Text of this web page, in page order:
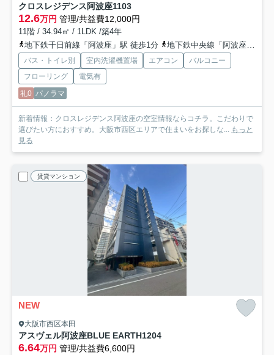
クロスレジデンス阿波座1103
12.6万円 管理/共益費12,000円
11階 / 34.94㎡ / 1LDK /築4年
地下鉄千日前線「阿波座」駅 徒歩1分
地下鉄中央線「阿波座」駅 徒歩1分
バス・トイレ別 室内洗濯機置場 エアコン
バルコニー
フローリング
電気有
礼0 パノラマ
新着情報：クロスレジデンス阿波座の空室情報ならコチラ。こだわりで
選びたい方におすすめ。大阪市西区エリアで住まいをお探しな... もっと
見る
賃貸マンション
NEW
大阪市西区本田
アスヴェル阿波座BLUE EARTH1204
6.64万円 管理/共益費6,600円